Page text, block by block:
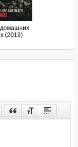
(2019)